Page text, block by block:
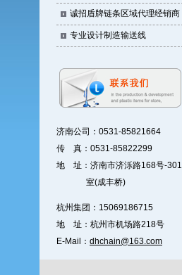
诚招盾牌链条区域代理经销商
专业设计制造输送线
济南公司：0531-85821664
传 真：0531-85822299
地 址：济南市济泺路168号-301
室(成丰桥)
杭州集团：15069186715
地 址：杭州市机场路218号
E-Mail： dhchain@163.com